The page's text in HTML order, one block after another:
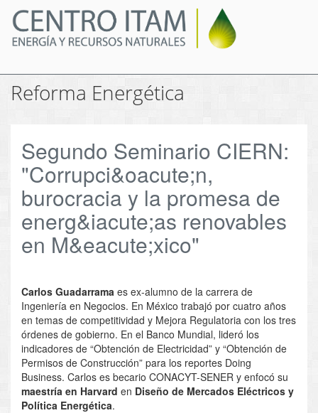
Pasar
contenido
principal
Reforma Energética
Segundo Seminario CIERN:
"Corrupci&oacute;n,
burocracia y la promesa de
energ&iacute;as renovables
en M&eacute;xico"
Carlos Guadarrama es ex-alumno de la carrera de
Ingeniería en Negocios. En México trabajó por cuatro años
en temas de competitividad y Mejora Regulatoria con los tres
órdenes de gobierno. En el Banco Mundial, lideró los
indicadores de “Obtención de Electricidad” y “Obtención de
Permisos de Construcción” para los reportes Doing
Business. Carlos es becario CONACYT-SENER y enfocó su
maestría en Harvard en Diseño de Mercados Eléctricos y
Política Energética.